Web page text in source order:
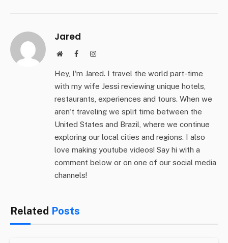
Jared
WebsiteFacebookInstagram
Hey, I'm Jared. I travel the world part-time
with my wife Jessi reviewing unique hotels,
restaurants, experiences and tours. When we
aren't traveling we split time between the
United States and Brazil, where we continue
exploring our local cities and regions. I also
love making youtube videos! Say hi with a
comment below or on one of our social media
channels!
Related Posts